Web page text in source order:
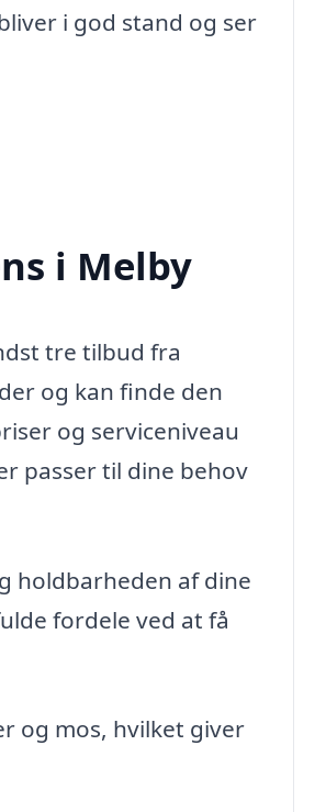
i god stand og ser
i Melby
tre tilbud fra
og kan finde den
og serviceniveau
passer til dine behov
holdbarheden af dine
fordele ved at få
og mos, hvilket giver